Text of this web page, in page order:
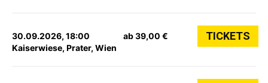
30.09.2026, 18:00
Kaiserwiese, Prater, Wien
ab 39,00 € TICKETS